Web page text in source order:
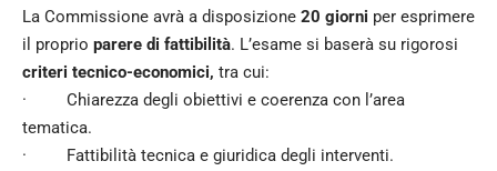
La Commissione avrà a disposizione 20 giorni per esprimere
il proprio parere di fattibilità. L’esame si baserà su rigorosi
criteri tecnico-economici, tra cui:
· Chiarezza degli obiettivi e coerenza con l’area
tematica.
· Fattibilità tecnica e giuridica degli interventi.